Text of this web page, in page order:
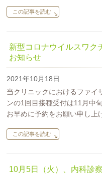
この記事を読む
新型コロナウイルスワ
お知らせ
2021年10月18日
当クリニックにおけるファイ
ンの1回目接種受付は11月中
お早めに予約をお願い申し上
この記事を読む
10月5日（火）、内科診